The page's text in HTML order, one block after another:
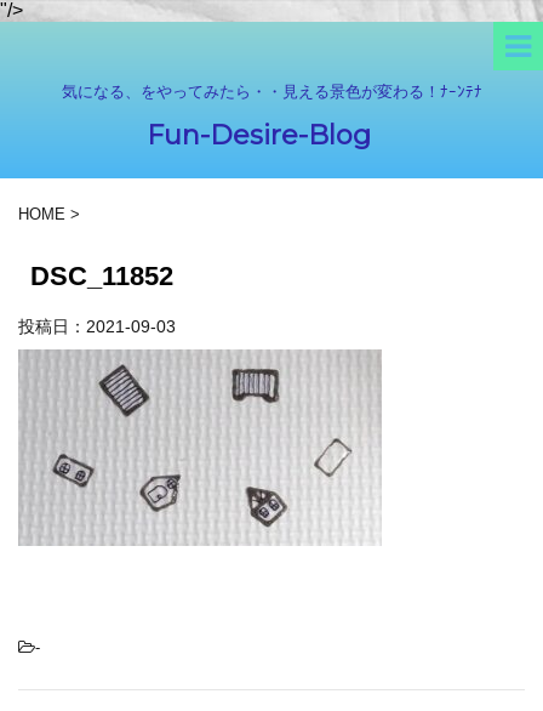
"/>
気になる、をやってみたら・・見える景色が変わる！ﾅｰﾝﾃﾅ
Fun-Desire-Blog
HOME >
DSC_11852
投稿日： 2021-09-03
-